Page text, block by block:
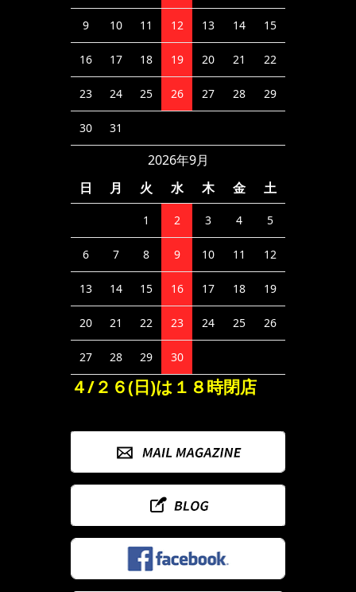
9 10 11 12 13 14 15
16 17 18 19 20 21 22
23 24 25 26 27 28 29
30 31
2026年9月
日
月 火 水 木 金 土
1 2 3 4 5
6 7 8 9 10 11 12
13 14 15 16 17 18 19
20 21 22 23 24 25 26
27 28 29 30
４/２６(日)は１８時閉店